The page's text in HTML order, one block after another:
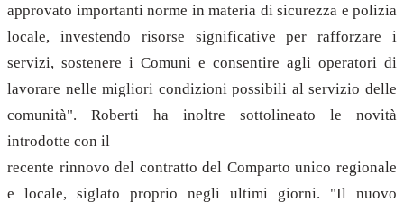
approvato importanti norme in materia di sicurezza e polizia
locale, investendo risorse significative per rafforzare i
servizi, sostenere i Comuni e consentire agli operatori di
lavorare nelle migliori condizioni possibili al servizio delle
comunità". Roberti ha inoltre sottolineato le novità
introdotte con il
recente rinnovo del contratto del Comparto unico regionale
e locale, siglato proprio negli ultimi giorni. "Il nuovo